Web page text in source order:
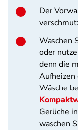
Der
Waschen
oder
denn die
Aufheizen
Wäsche
Gerüche
waschen